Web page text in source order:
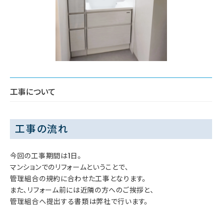
工事について
工事の流れ
今回の工事期間は1日。
マンションでのリフォームということで、
管理組合の規約に合わせた工事となります。
また、リフォーム前には近隣の方へのご挨拶と、
管理組合へ提出する書類は弊社で行います。